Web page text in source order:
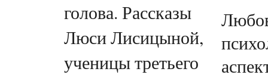
голова. Рассказы
Люси Лисицыной,
ученицы третьего